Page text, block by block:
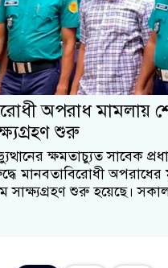
অপরাধ মামলায়
শুরু
ক্ষমতাচ্যুত সাবেক
মানবতাবিরোধী
সাক্ষ্যগ্রহণ শুরু হয়েছে।